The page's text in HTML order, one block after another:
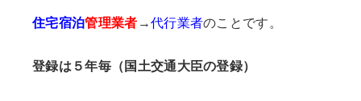
住宅宿泊管理業者 →代行業者のことです。
登録は５年毎（国土交通大臣の登録）